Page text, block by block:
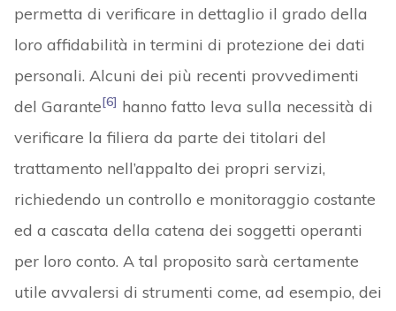
permetta di verificare in dettaglio il grado della
loro affidabilità in termini di protezione dei dati
personali. Alcuni dei più recenti provvedimenti
del Garante[6] hanno fatto leva sulla necessità di
verificare la filiera da parte dei titolari del
trattamento nell’appalto dei propri servizi,
richiedendo un controllo e monitoraggio costante
ed a cascata della catena dei soggetti operanti
per loro conto. A tal proposito sarà certamente
utile avvalersi di strumenti come, ad esempio, dei